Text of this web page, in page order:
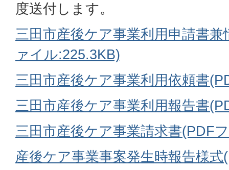
度送付します。
三田市産後ケア事業利用申請書
ァイル:225.3KB)
三田市産後ケア事業利用依頼書
三田市産後ケア事業利用報告書
三田市産後ケア事業請求書(PDF
産後ケア事業事案発生時報告様